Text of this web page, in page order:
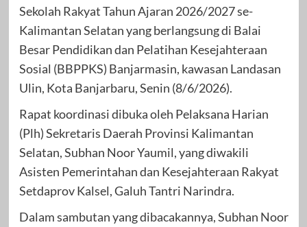
Sekolah Rakyat Tahun Ajaran 2026/2027 se-
Kalimantan Selatan yang berlangsung di Balai
Besar Pendidikan dan Pelatihan Kesejahteraan
Sosial (BBPPKS) Banjarmasin, kawasan Landasan
Ulin, Kota Banjarbaru, Senin (8/6/2026).
Rapat koordinasi dibuka oleh Pelaksana Harian
(Plh) Sekretaris Daerah Provinsi Kalimantan
Selatan, Subhan Noor Yaumil, yang diwakili
Asisten Pemerintahan dan Kesejahteraan Rakyat
Setdaprov Kalsel, Galuh Tantri Narindra.
Dalam sambutan yang dibacakannya, Subhan Noor